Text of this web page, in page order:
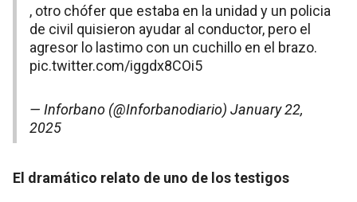
, otro chófer que estaba en la unidad y un policia
de civil quisieron ayudar al conductor, pero el
agresor lo lastimo con un cuchillo en el brazo.
pic.twitter.com/iggdx8COi5
— Inforbano (@Inforbanodiario) January 22,
2025
El dramático relato de uno de los testigos